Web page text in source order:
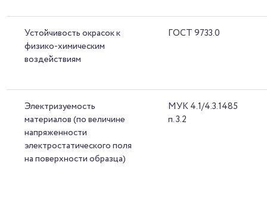
Устойчивость окрасок к
физико-химическим
воздействиям
ГОСТ 9733.0
Электризуемость
материалов (по величине
напряженности
электростатического поля
на поверхности образца)
МУК 4.1/4.3.1485
п. 3.2